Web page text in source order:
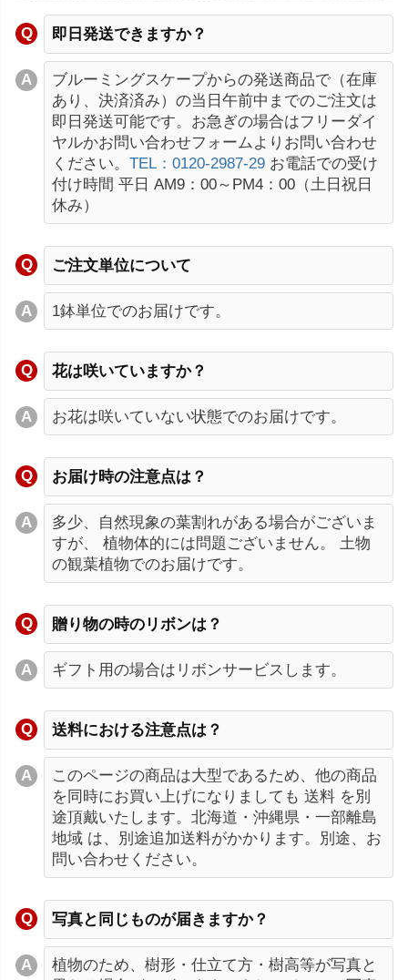
即日発送できますか？
ブルーミングスケープからの発送商品で（在庫
あり、決済済み）の当日午前中までのご注文は
即日発送可能です。お急ぎの場合はフリーダイ
ヤルかお問い合わせフォームよりお問い合わせ
ください。 TEL：0120-2987-29 お電話での受け
付け時間 平日 AM9：00～PM4：00（土日祝日
休み）
ご注文単位について
1鉢単位でのお届けです。
花は咲いていますか？
お花は咲いていない状態でのお届けです。
お届け時の注意点は？
多少、自然現象の葉割れがある場合がございま
すが、 植物体的には問題ございません。 土物
の観葉植物でのお届けです。
贈り物の時のリボンは？
ギフト用の場合はリボンサービスします。
送料における注意点は？
このページの商品は大型であるため、他の商品
を同時にお買い上げになりましても 送料 を別
途頂戴いたします。北海道・沖縄県・一部離島
地域 は、別途追加送料がかかります。別途、お
問い合わせください。
写真と同じものが届きますか？
植物のため、樹形・仕立て方・樹高等が写真と